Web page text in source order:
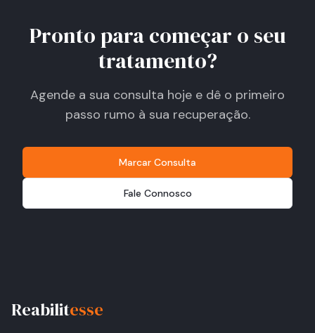
Pronto para começar o seu
tratamento?
Agende a sua consulta hoje e dê o primeiro
passo rumo à sua recuperação.
Marcar Consulta
Fale Connosco
Reabilitesse